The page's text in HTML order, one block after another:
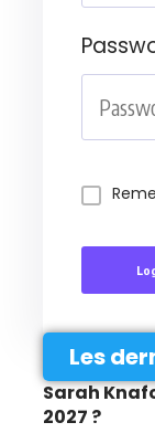
Les
Sarah
2027 ?